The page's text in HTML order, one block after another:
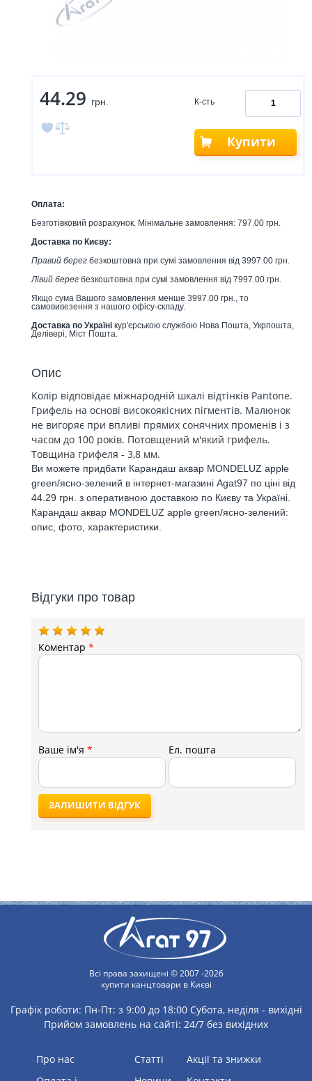
44.29 грн. К-сть
Купити
Оплата:
Безготівковий розрахунок. Мінімальне замовлення: 797.00 грн.
Доставка по Києву:
Правий берег безкоштовна при сумі замовлення від 3997.00 грн.
Лівий берег безкоштовна при сумі замовлення від 7997.00 грн.
Якщо сума Вашого замовлення менше 3997.00 грн., то
самовивезення з нашого офісу-складу.
Доставка по Україні кур'єрською службою Нова Пошта, Укрпошта,
Делівері, Міст Пошта.
Опис
Колір відповідає міжнародній шкалі відтінків Pantone.
Грифель на основі високоякісних пігментів. Малюнок
не вигоряє при впливі прямих сонячних променів і з
часом до 100 років. Потовщений м'який грифель.
Товщина грифеля - 3,8 мм.
Ви можете придбати Карандаш аквар MONDELUZ apple
green/ясно-зелений в інтернет-магазині Agat97 по ціні від
44.29 грн. з оперативною доставкою по Києву та Україні.
Карандаш аквар MONDELUZ apple green/ясно-зелений:
опис, фото, характеристики.
Відгуки про товар
Коментар*
Ваше ім'я* Ел. пошта
ЗАЛИШИТИ ВІДГУК
Всі права захищені © 2007 -2026
купити канцтовари в Києві
Графік роботи: Пн-Пт: з 9:00 до 18:00 Субота, неділя - вихідні
Прийом замовлень на сайті: 24/7 без вихідних
Про нас
статті
Акції та знижки